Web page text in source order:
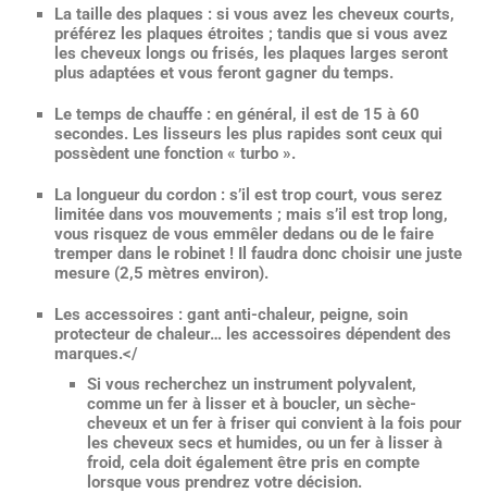
La taille des plaques : si vous avez les cheveux courts,
préférez les plaques étroites ; tandis que si vous avez
les cheveux longs ou frisés, les plaques larges seront
plus adaptées et vous feront gagner du temps.
Le temps de chauffe : en général, il est de 15 à 60
secondes. Les lisseurs les plus rapides sont ceux qui
possèdent une fonction « turbo ».
La longueur du cordon : s’il est trop court, vous serez
limitée dans vos mouvements ; mais s’il est trop long,
vous risquez de vous emmêler dedans ou de le faire
tremper dans le robinet ! Il faudra donc choisir une juste
mesure (2,5 mètres environ).
Les accessoires : gant anti-chaleur, peigne, soin
protecteur de chaleur… les accessoires dépendent des
marques.</
Si vous recherchez un instrument polyvalent,
comme un fer à lisser et à boucler, un sèche-
cheveux et un fer à friser qui convient à la fois pour
les cheveux secs et humides, ou un fer à lisser à
froid, cela doit également être pris en compte
lorsque vous prendrez votre décision.